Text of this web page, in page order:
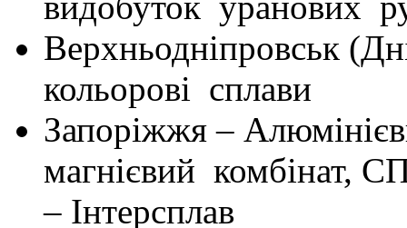
Верхньодніпровськ
кольорові сплави
Запоріжжя –
магнієвий комбінат,
– Інтерсплав